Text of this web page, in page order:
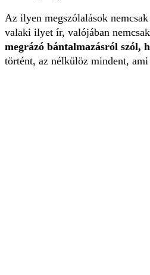
Az ilyen megszólalások
valaki ilyet ír, valójában
megrázó bántalmazásról
történt, az nélkülöz mindent,